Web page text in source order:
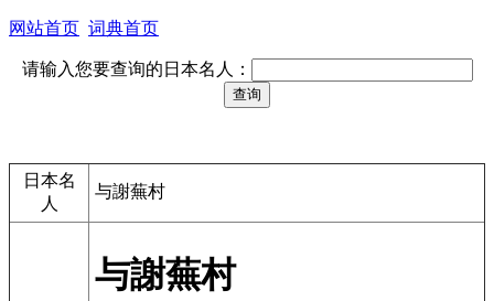
网站首页 词典首页
请输入您要查询的日本名人：
日本名
人
与謝蕪村
与謝蕪村